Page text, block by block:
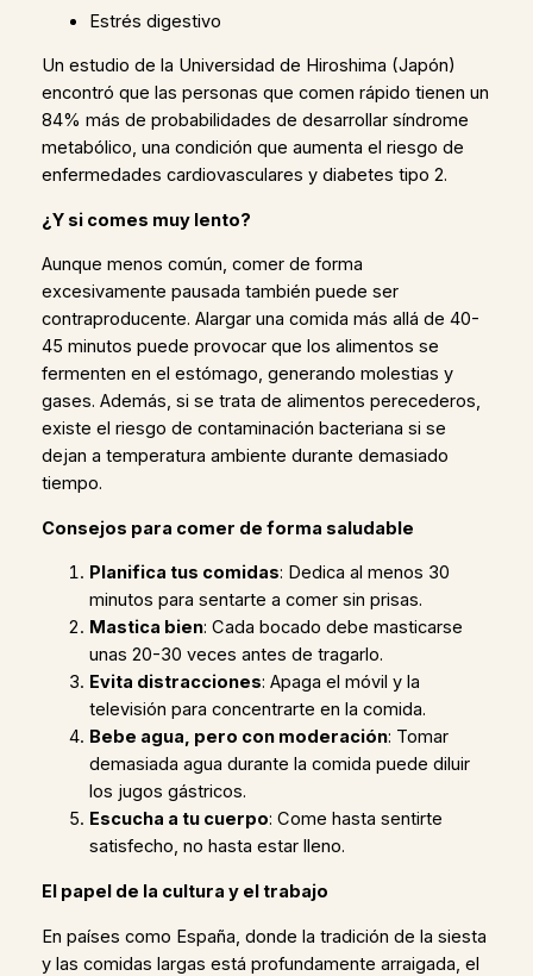
Estrés digestivo
Un estudio de la Universidad de Hiroshima (Japón)
encontró que las personas que comen rápido tienen un
84% más de probabilidades de desarrollar síndrome
metabólico, una condición que aumenta el riesgo de
enfermedades cardiovasculares y diabetes tipo 2.
¿Y si comes muy lento?
Aunque menos común, comer de forma
excesivamente pausada también puede ser
contraproducente. Alargar una comida más allá de 40-
45 minutos puede provocar que los alimentos se
fermenten en el estómago, generando molestias y
gases. Además, si se trata de alimentos perecederos,
existe el riesgo de contaminación bacteriana si se
dejan a temperatura ambiente durante demasiado
tiempo.
Consejos para comer de forma saludable
Planifica tus comidas: Dedica al menos 30
minutos para sentarte a comer sin prisas.
Mastica bien: Cada bocado debe masticarse
unas 20-30 veces antes de tragarlo.
Evita distracciones: Apaga el móvil y la
televisión para concentrarte en la comida.
Bebe agua, pero con moderación: Tomar
demasiada agua durante la comida puede diluir
los jugos gástricos.
Escucha a tu cuerpo: Come hasta sentirte
satisfecho, no hasta estar lleno.
El papel de la cultura y el trabajo
En países como España, donde la tradición de la siesta
y las comidas largas está profundamente arraigada, el